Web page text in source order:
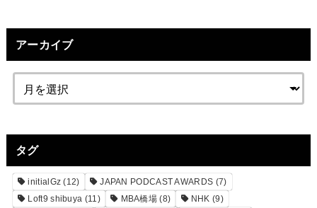
アーカイブ
タグ
initialGz (12) JAPAN PODCAST AWARDS (7)
Loft9 shibuya (11) MBA橋場 (8) NHK (9)